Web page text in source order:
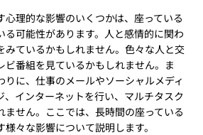
心理的な影響のいくつかは、座っている
る可能性があります。人と感情的に関わ
みているかもしれません。色々な人と交
ビ番組を見ているかもしれません。ま
りに、仕事のメールやソーシャルメディ
、インターネットを行い、マルチタスク
ません。ここでは、長時間の座っている
々な影響について説明します。